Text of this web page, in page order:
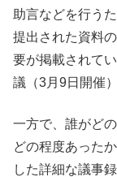
助言などを行う
提出された資料
要が掲載されて
議（3月9日開催
一方で、誰がど
どの程度あった
した詳細な議事